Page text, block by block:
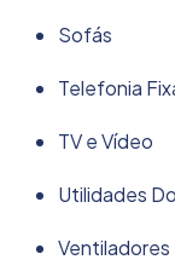
Sofás
Telefonia
TV e Vídeo
Utilidades
Ventiladores